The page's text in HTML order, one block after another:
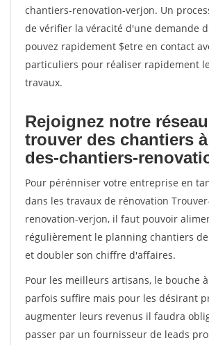
chantiers-renovation-verjon. Un
de vérifier la véracité d'une demande
pouvez rapidement $etre en contact
particuliers pour réaliser rapidement
travaux.
Rejoignez notre
trouver des chantiers
des-chantiers-
Pour pérénniser votre entreprise en
dans les travaux de rénovation
renovation-verjon, il faut pouvoir
régulièrement le planning chantiers
et doubler son chiffre d'affaires.
Pour les meilleurs artisans, le bouche
parfois suffire mais pour les désirant
augmenter leurs revenus il faudra
passer par un fournisseur de leads